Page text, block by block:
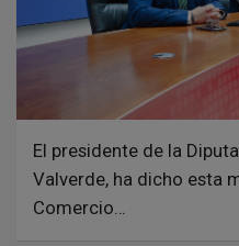
El presidente de la
Valverde, ha dicho esta
Comercio…